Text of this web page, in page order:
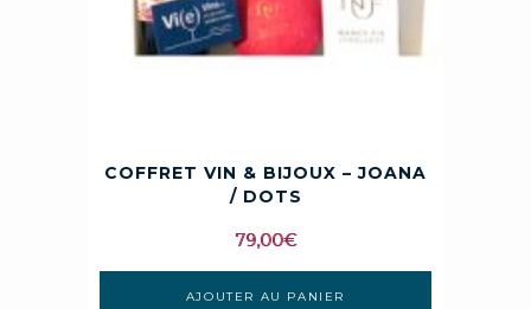
COFFRET VIN & BIJOUX – JOANA
/ DOTS
79,00€
AJOUTER AU PANIER